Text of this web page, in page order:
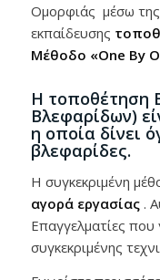
Ομορφιάς μέσω της
εκπαίδευσης
Μέθοδο «One By
Η τοποθέτηση
Βλεφαρίδων)
η οποία δίνει
βλεφαρίδες.
H συγκεκριμένη
αγορά εργασίας.
Επαγγελματίες που
συγκεκριμένης